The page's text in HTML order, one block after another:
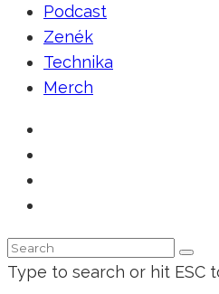
Podcast
Zenék
Technika
Merch
Type to search or hit ESC